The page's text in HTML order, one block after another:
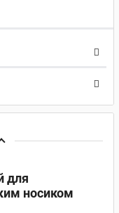
для
носиком